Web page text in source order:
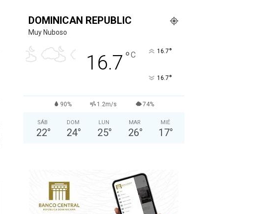
DOMINICAN REPUBLIC
Muy Nuboso
16.7 °C 16.7°
16.7°
90% 1.2m/s 74%
SÁB
22°
DOM
24°
LUN
25°
MAR
26°
MIÉ
17°